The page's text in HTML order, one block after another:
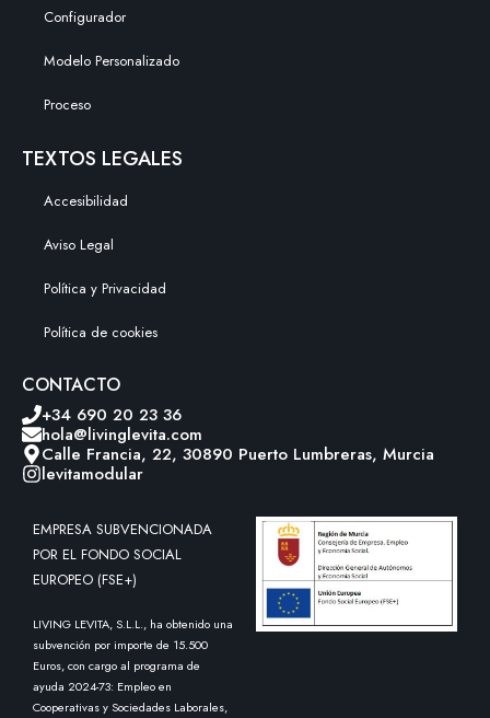
Configurador
Modelo Personalizado
Proceso
TEXTOS LEGALES
Accesibilidad
Aviso Legal
Política y Privacidad
Política de cookies
CONTACTO
+34 690 20 23 36
hola@livinglevita.com
Calle Francia, 22, 30890 Puerto Lumbreras, Murcia
levitamodular
EMPRESA SUBVENCIONADA
POR EL FONDO SOCIAL
EUROPEO (FSE+)
LIVING LEVITA, S.L.L., ha obtenido una
subvención por importe de 15.500
Euros, con cargo al programa de
ayuda 2024-73: Empleo en
Cooperativas y Sociedades Laborales,